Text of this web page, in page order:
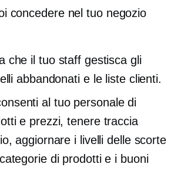
concedere nel tuo negozio
che il tuo staff gestisca gli
abbandonati e le liste clienti.
al tuo personale di
e prezzi, tenere traccia
aggiornare i livelli delle scorte
di prodotti e i buoni